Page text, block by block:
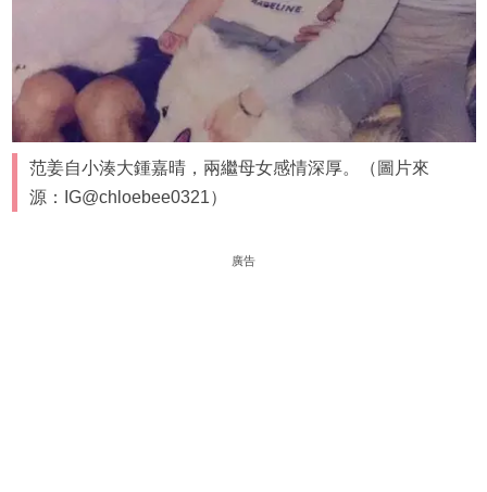
范姜自小湊大鍾嘉晴，兩繼母女感情深厚。（圖片來
源：IG@chloebee0321）
廣告